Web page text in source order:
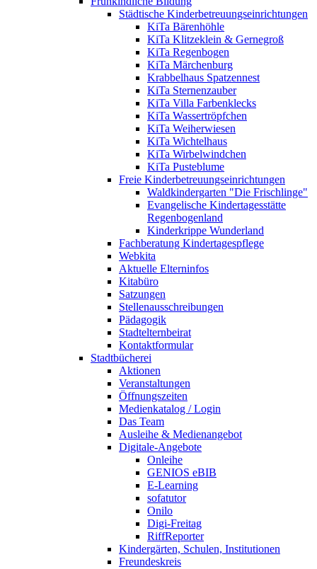
Städtische Kinderbetreuungseinrichtungen
KiTa Bärenhöhle
KiTa Klitzeklein & Gernegroß
KiTa Regenbogen
KiTa Märchenburg
Krabbelhaus Spatzennest
KiTa Sternenzauber
KiTa Villa Farbenklecks
KiTa Wassertröpfchen
KiTa Weiherwiesen
KiTa Wichtelhaus
KiTa Wirbelwindchen
KiTa Pusteblume
Freie Kinderbetreuungseinrichtungen
Waldkindergarten "Die Frischlinge"
Evangelische Kindertagesstätte
Regenbogenland
Kinderkrippe Wunderland
Fachberatung Kindertagespflege
Webkita
Aktuelle Elterninfos
Kitabüro
Satzungen
Stellenausschreibungen
Pädagogik
Stadtelternbeirat
Kontaktformular
Stadtbücherei
Aktionen
Veranstaltungen
Öffnungszeiten
Medienkatalog / Login
Das Team
Ausleihe & Medienangebot
Digitale-Angebote
Onleihe
GENIOS eBIB
E-Learning
sofatutor
Onilo
Digi-Freitag
RiffReporter
Kindergärten, Schulen, Institutionen
Freundeskreis